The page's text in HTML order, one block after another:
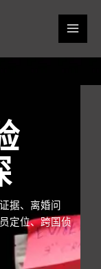
Main
据、离婚问
定位、跨国侦